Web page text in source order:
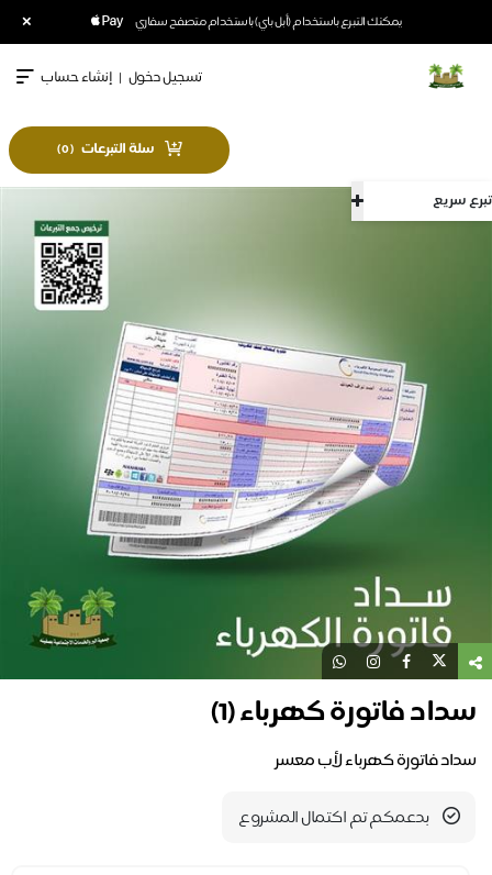
يمكنك التبرع باستخدام (أبل باي) باستخدام متصفح سفاري ×
تبرع سريع
تسجيل دخول | إنشاء حساب
سلة التبرعات (
0
)
سداد فاتورة كهرباء (1)
سداد فاتورة كهرباء لأب معسر
بدعمكم تم اكتمال المشروع